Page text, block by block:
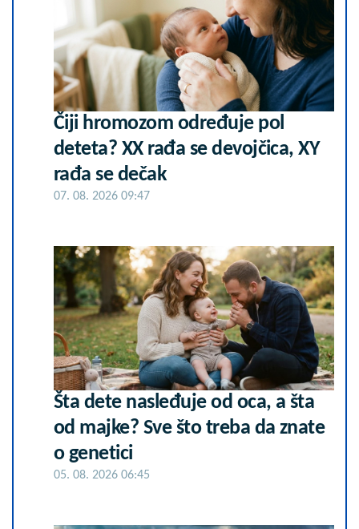
Čiji hromozom određuje pol
deteta? XX rađa se devojčica, XY
rađa se dečak
07. 08. 2026 09:47
Šta dete nasleđuje od oca, a šta
od majke? Sve što treba da znate
o genetici
05. 08. 2026 06:45